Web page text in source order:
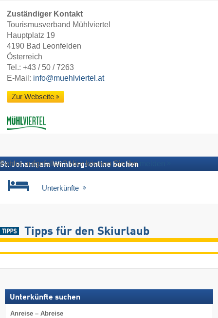
Zuständiger Kontakt
Tourismusverband Mühlviertel
Hauptplatz 19
4190 Bad Leonfelden
Österreich
Tel.: +43 / 50 / 7263
E-Mail: info@muehlviertel.at
Zur Webseite
Fehler aufgefallen? Hier können Sie ihn
St. Johann am Wimberg: online buchen
Unterkünfte
Tipps für den Skiurlaub
Unterkünfte suchen
Anreise – Abreise